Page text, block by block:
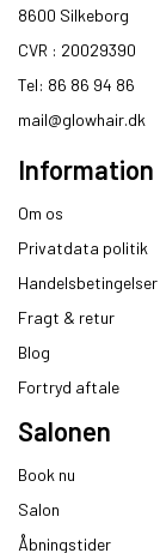
8600 Silkeborg​
CVR : 20029390​
Tel: 86 86 94 86
mail@glowhair.dk
Information
Om os
Privatdata politik
Handelsbetingelser
Fragt & retur
Blog
Fortryd aftale
Salonen
Book nu
Salon
Åbningstider